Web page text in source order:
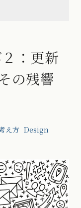
：更新
の残響
え方 Design